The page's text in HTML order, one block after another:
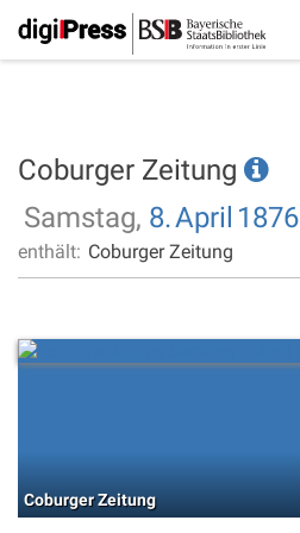
Coburger Zeitung
Samstag, 8.April 1876
enthält: Coburger Zeitung
Coburger Zeitung